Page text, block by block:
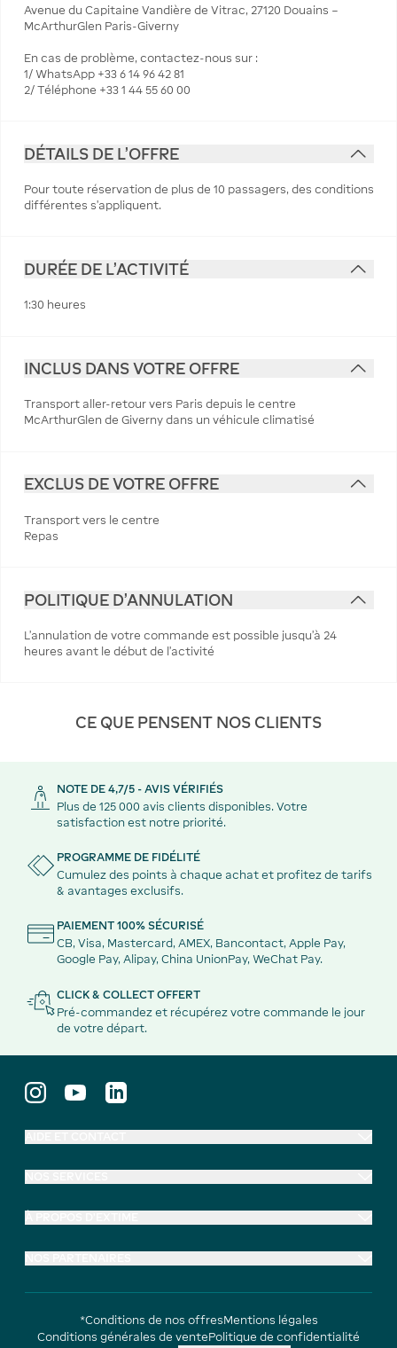
Avenue du Capitaine Vandière de Vitrac, 27120 Douains –
McArthurGlen Paris-Giverny
En cas de problème, contactez-nous sur :
1/ WhatsApp +33 6 14 96 42 81
2/ Téléphone +33 1 44 55 60 00
DÉTAILS DE L'OFFRE
Pour toute réservation de plus de 10 passagers, des conditions
différentes s’appliquent.
DURÉE DE L'ACTIVITÉ
1:30 heures
INCLUS DANS VOTRE OFFRE
Transport aller-retour vers Paris depuis le centre
McArthurGlen de Giverny dans un véhicule climatisé
EXCLUS DE VOTRE OFFRE
Transport vers le centre
Repas
POLITIQUE D'ANNULATION
L’annulation de votre commande est possible jusqu’à 24
heures avant le début de l’activité
CE QUE PENSENT NOS CLIENTS
NOTE DE 4,7/5 - AVIS VÉRIFIÉS
Plus de 125 000 avis clients disponibles. Votre
satisfaction est notre priorité.
PROGRAMME DE FIDÉLITÉ
Cumulez des points à chaque achat et profitez de tarifs
& avantages exclusifs.
PAIEMENT 100% SÉCURISÉ
CB, Visa, Mastercard, AMEX, Bancontact, Apple Pay,
Google Pay, Alipay, China UnionPay, WeChat Pay.
CLICK & COLLECT OFFERT
Pré-commandez et récupérez votre commande le jour
de votre départ.
*Conditions de nos offresMentions légales
Conditions générales de ventePolitique de confidentialité